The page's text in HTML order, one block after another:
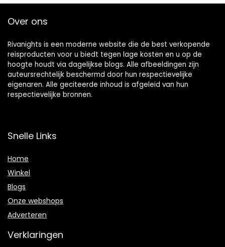
Over ons
Rivanights is een moderne website die de best verkopende
reisproducten voor u biedt tegen lage kosten en u op de
hoogte houdt via dagelijkse blogs. Alle afbeeldingen zijn
auteursrechtelijk beschermd door hun respectievelijke
eigenaren. Alle geciteerde inhoud is afgeleid van hun
respectievelijke bronnen.
Snelle Links
Home
Winkel
Blogs
Onze webshops
Adverteren
Verklaringen